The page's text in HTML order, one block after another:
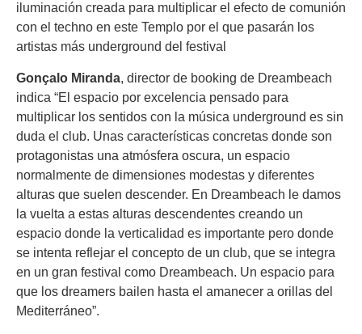
iluminación creada para multiplicar el efecto de comunión
con el techno en este Templo por el que pasarán los
artistas más underground del festival
Gonçalo Miranda, director de booking de Dreambeach
indica “El espacio por excelencia pensado para
multiplicar los sentidos con la música underground es sin
duda el club. Unas características concretas donde son
protagonistas una atmósfera oscura, un espacio
normalmente de dimensiones modestas y diferentes
alturas que suelen descender. En Dreambeach le damos
la vuelta a estas alturas descendentes creando un
espacio donde la verticalidad es importante pero donde
se intenta reflejar el concepto de un club, que se integra
en un gran festival como Dreambeach. Un espacio para
que los dreamers bailen hasta el amanecer a orillas del
Mediterráneo”.